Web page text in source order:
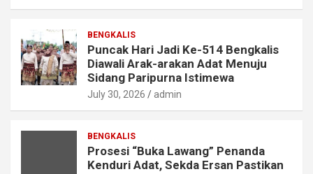
BENGKALIS
Puncak Hari Jadi Ke-514 Bengkalis
Diawali Arak-arakan Adat Menuju
Sidang Paripurna Istimewa
July 30, 2026 admin
BENGKALIS
Prosesi “Buka Lawang” Penanda
Kenduri Adat, Sekda Ersan Pastikan